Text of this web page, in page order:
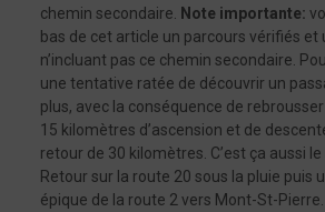
chemin secondaire.
Note importante:
bas de cet article un parcours vérifiés et
n’incluant pas ce chemin secondaire.
une tentative ratée de découvrir un
plus, avec la conséquence de
15 kilomètres d’ascension et de
retour de 30 kilomètres. C’est ça aussi le
Retour sur la route 20 sous la pluie puis
épique de la route 2 vers Mont-St-